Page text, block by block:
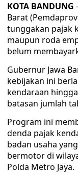
KOTA BANDUNG
Barat
tunggakan pajak
maupun roda
belum
Gubernur Jawa
kebijakan ini
kendaraan
batasan jumlah
Program ini
denda pajak
badan usaha
bermotor di
Polda Metro Jaya.